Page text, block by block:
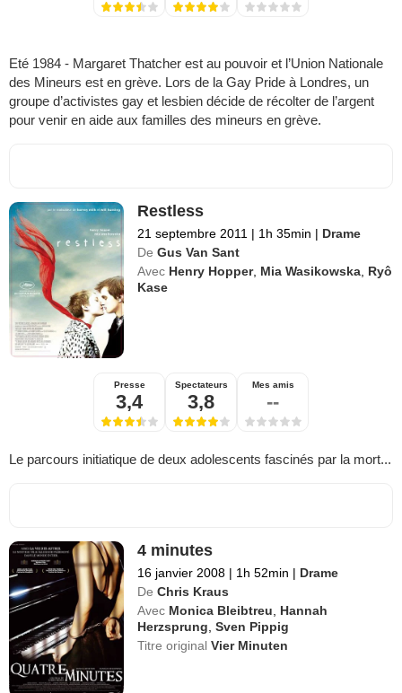
Eté 1984 - Margaret Thatcher est au pouvoir et l’Union Nationale
des Mineurs est en grève. Lors de la Gay Pride à Londres, un
groupe d’activistes gay et lesbien décide de récolter de l’argent
pour venir en aide aux familles des mineurs en grève.
Restless
21 septembre 2011 | 1h 35min | Drame
De Gus Van Sant
Avec Henry Hopper, Mia Wasikowska, Ryô
Kase
Presse
3,4
Spectateurs
3,8
Mes amis
--
Le parcours initiatique de deux adolescents fascinés par la mort...
4 minutes
16 janvier 2008 | 1h 52min | Drame
De Chris Kraus
Avec Monica Bleibtreu, Hannah
Herzsprung,Sven Pippig
Titre originalVier Minuten